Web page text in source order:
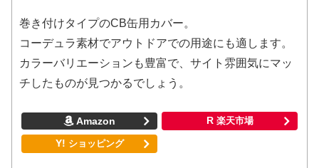
巻き付けタイプのCB缶用カバー。
コーデュラ素材でアウトドアでの用途にも適します。
カラーバリエーションも豊富で、サイト雰囲気にマッ
チしたものが見つかるでしょう。